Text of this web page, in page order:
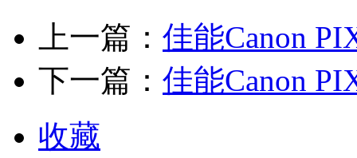
上一篇： 佳能Canon
下一篇： 佳能Canon
收藏